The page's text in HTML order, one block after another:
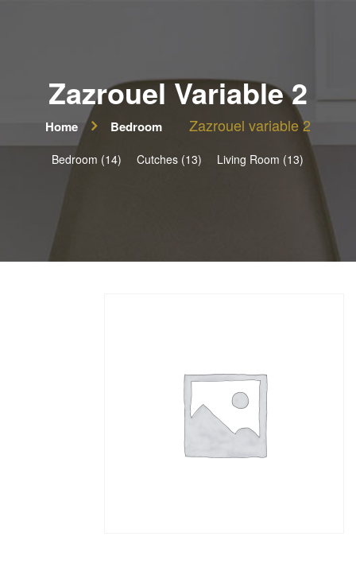
Zazrouel Variable 2
Home Bedroom Zazrouel variable 2
Bedroom (14) Cutches (13) Living Room (13)